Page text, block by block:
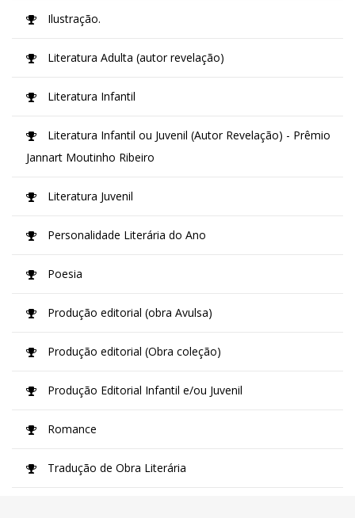
Ilustração.
Literatura Adulta (autor revelação)
Literatura Infantil
Literatura Infantil ou Juvenil (Autor Revelação) - Prêmio
Jannart Moutinho Ribeiro
Literatura Juvenil
Personalidade Literária do Ano
Poesia
Produção editorial (obra Avulsa)
Produção editorial (Obra coleção)
Produção Editorial Infantil e/ou Juvenil
Romance
Tradução de Obra Literária